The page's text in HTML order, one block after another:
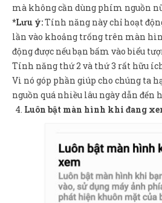
mà không cần dùng phím nguồn
*Lưu ý:Tính năng này chỉ hoạt
lần vào khoảng trống trên màn
động được nếu bạn bấm vào biểu
Tính năng thứ 2 và thứ 3 rất hữu
Vì nó góp phần giúp cho chúng ta
nguồn quá nhiều lâu ngày dẫn đến
Luôn bật màn hình khi đang